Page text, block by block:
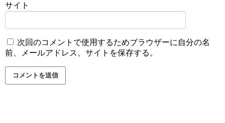
サイト
次回のコメントで使用するためブラウザーに自分の名
前、メールアドレス、サイトを保存する。